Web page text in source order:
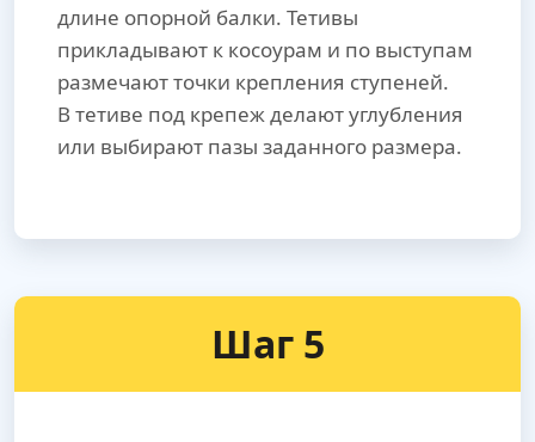
длине опорной балки. Тетивы
прикладывают к косоурам и по выступам
размечают точки крепления ступеней.
В тетиве под крепеж делают углубления
или выбирают пазы заданного размера.
Шаг 5